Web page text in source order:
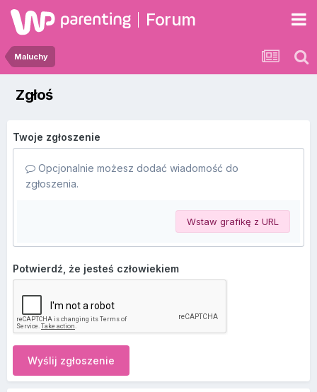
Forum
Maluchy
Zgłoś
Twoje zgłoszenie
Opcjonalnie możesz dodać wiadomość do
zgłoszenia.
Wstaw grafikę z URL
Potwierdź, że jesteś człowiekiem
Wyślij zgłoszenie